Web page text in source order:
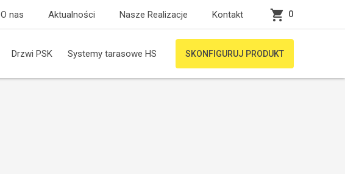
O nas Aktualności Nasze Realizacje Kontakt 0
Drzwi PSK Systemy tarasowe HS SKONFIGURUJ PRODUKT